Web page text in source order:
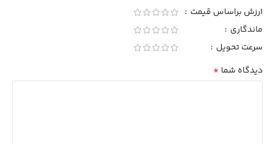
ارزش براساس قیمت
ماندگاری
سرعت تحویل
دیدگاه شما *